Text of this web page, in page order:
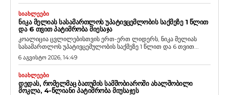
ᲡᲘᲐᲮᲚᲔᲔᲑᲘ
ᲜᲘᲙᲐ ᲛᲔᲚᲘᲐᲡ ᲡᲐᲡᲐᲛᲐᲠᲗᲚᲝᲡ ᲣᲞᲐᲢᲘᲕᲪᲔᲛᲚᲝᲑᲘᲡ ᲡᲐᲥᲛᲔᲖᲔ 1 ᲬᲚᲘᲗ
ᲓᲐ 6 ᲗᲕᲘᲗ ᲞᲐᲢᲘᲛᲠᲝᲑᲐ ᲛᲘᲔᲡᲐᲯᲐ
კოალიცია ცვლილებისთვის ერთ-ერთ ლიდერს, ნიკა მელიას
სასამართლოს უპატივცემულობის საქმეზე 1 წლით და 6 თვით...
6 აგვისტო 2026, 14:49
ᲡᲘᲐᲮᲚᲔᲔᲑᲘ
ᲓᲔᲓᲐᲡ, ᲠᲝᲛᲔᲚᲛᲐᲪ ᲑᲐᲗᲣᲛᲘᲡ ᲡᲐᲛᲨᲝᲑᲘᲐᲠᲝᲨᲘ ᲐᲮᲐᲚᲨᲝᲑᲘᲚᲘ
ᲛᲝᲙᲚᲐ, 4-ᲬᲚᲘᲐᲜᲘ ᲞᲐᲢᲘᲛᲠᲝᲑᲐ ᲛᲘᲣᲡᲐᲯᲔᲡ